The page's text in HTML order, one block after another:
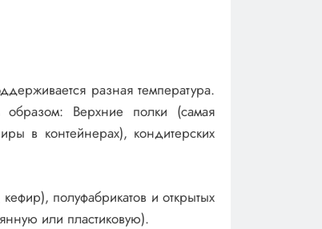
разная температура.
Верхние полки (самая
в контейнерах), кондитерских
полуфабрикатов и открытых
или пластиковую).